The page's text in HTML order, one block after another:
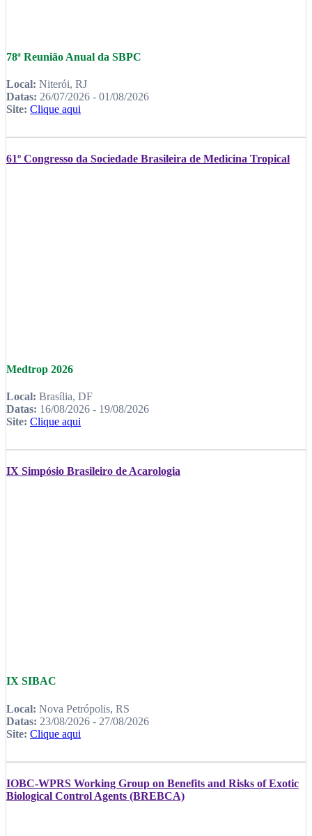
78ª Reunião Anual da SBPC
Local: Niterói, RJ
Datas: 26/07/2026 - 01/08/2026
Site: Clique aqui
61º Congresso da Sociedade Brasileira de Medicina Tropical
Medtrop 2026
Local: Brasília, DF
Datas: 16/08/2026 - 19/08/2026
Site: Clique aqui
IX Simpósio Brasileiro de Acarologia
IX SIBAC
Local: Nova Petrópolis, RS
Datas: 23/08/2026 - 27/08/2026
Site: Clique aqui
IOBC-WPRS Working Group on Benefits and Risks of Exotic
Biological Control Agents (BREBCA)